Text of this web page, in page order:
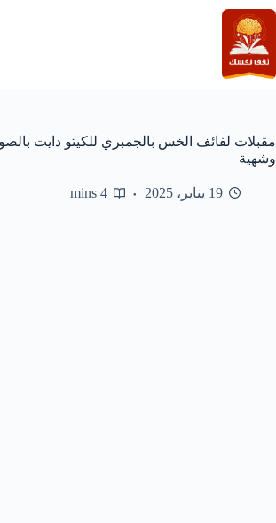
التجاوز
إلى
المحتوى
مقبلات لفائف الخس بالجمبري للكيتو دايت
وشهية
19 يناير، 2025 4 mins